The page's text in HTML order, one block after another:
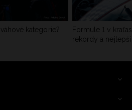
kategorie?
Formule 1 v
rekordy a